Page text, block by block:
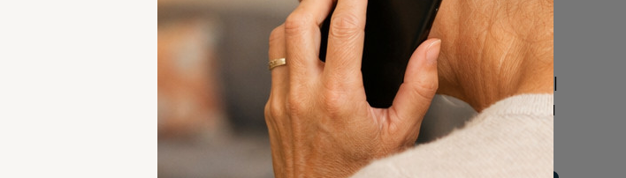
regelen
Beschrijf uw wensen
online of bel ons geheel
vrijblijvend voor hulp na
een overlijden.